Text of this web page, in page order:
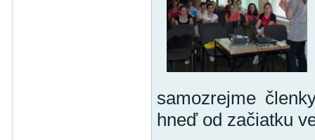
samozrejme
hneď od začiatku